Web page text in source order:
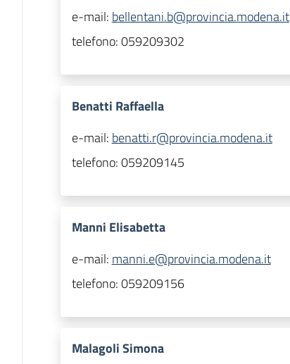
e-mail: bellentani.b@provincia.modena.it
telefono:059209302
Benatti Raffaella
e-mail: benatti.r@provincia.modena.it
telefono:059209145
Manni Elisabetta
e-mail: manni.e@provincia.modena.it
telefono:059209156
Malagoli Simona